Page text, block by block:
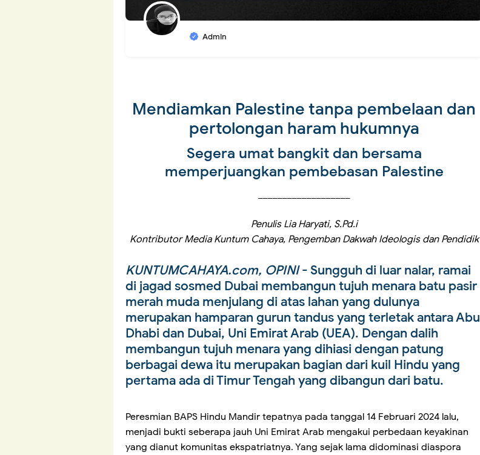
Admin
Mendiamkan Palestine tanpa pembelaan dan
pertolongan haram hukumnya
Segera umat bangkit dan bersama
memperjuangkan pembebasan Palestine
Penulis Lia Haryati, S.Pd.i
Kontributor Media Kuntum Cahaya, Pengemban Dakwah Ideologis dan Pendidik
KUNTUMCAHAYA.com, OPINI- Sungguh di luar nalar, ramai
di jagad sosmed Dubai membangun tujuh menara batu pasir
merah muda menjulang di atas lahan yang dulunya
merupakan hamparan gurun tandus yang terletak antara Abu
Dhabi dan Dubai, Uni Emirat Arab (UEA). Dengan dalih
membangun tujuh menara yang dihiasi dengan patung
berbagai dewa itu merupakan bagian dari kuil Hindu yang
pertama ada di Timur Tengah yang dibangun dari batu.
Peresmian BAPS Hindu Mandir tepatnya pada tanggal 14 Februari 2024 lalu,
menjadi bukti seberapa jauh Uni Emirat Arab mengakui perbedaan keyakinan
yang dianut komunitas ekspatriatnya. Yang sejak lama didominasi diaspora